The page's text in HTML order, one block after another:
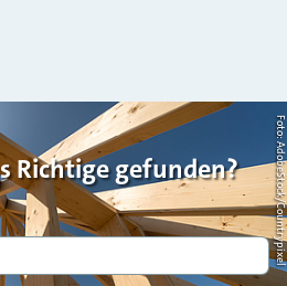
Richtige gefunden? Foto: AdobeStock/Countrypixel